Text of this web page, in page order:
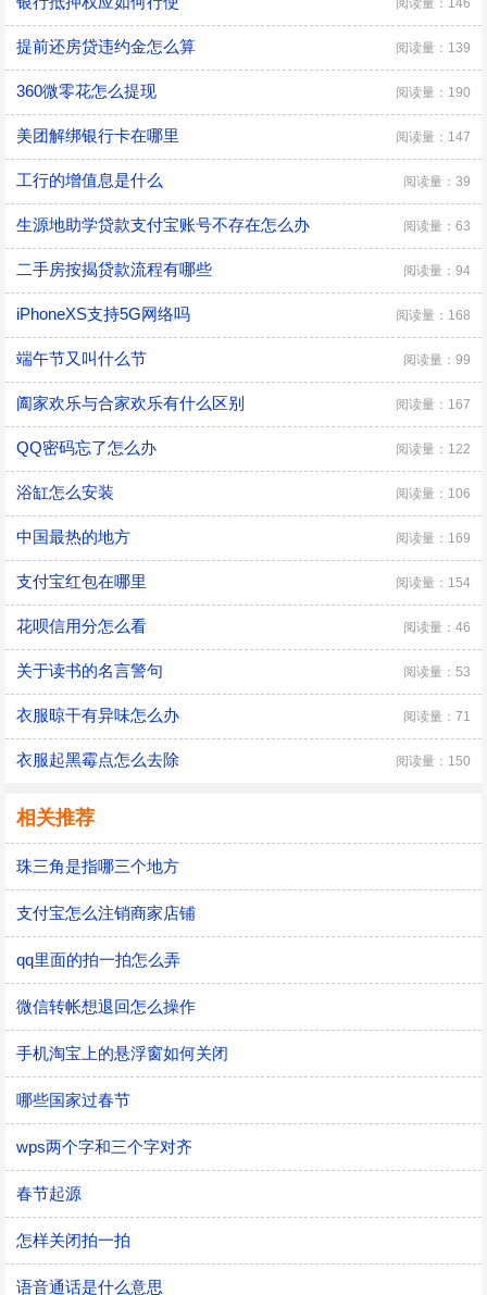
阅读量：146
提前还房贷违约金怎么算 阅读量：139
360微零花怎么提现 阅读量：190
美团解绑银行卡在哪里 阅读量：147
工行的增值息是什么 阅读量：39
生源地助学贷款支付宝账号不存在怎么办 阅读量：63
二手房按揭贷款流程有哪些 阅读量：94
iPhoneXS支持5G网络吗 阅读量：168
端午节又叫什么节 阅读量：99
阖家欢乐与合家欢乐有什么区别 阅读量：167
QQ密码忘了怎么办 阅读量：122
浴缸怎么安装 阅读量：106
中国最热的地方 阅读量：169
支付宝红包在哪里 阅读量：154
花呗信用分怎么看 阅读量：46
关于读书的名言警句 阅读量：53
衣服晾干有异味怎么办 阅读量：71
衣服起黑霉点怎么去除 阅读量：150
相关推荐
珠三角是指哪三个地方
支付宝怎么注销商家店铺
qq里面的拍一拍怎么弄
微信转帐想退回怎么操作
手机淘宝上的悬浮窗如何关闭
哪些国家过春节
wps两个字和三个字对齐
春节起源
怎样关闭拍一拍
语音通话是什么意思